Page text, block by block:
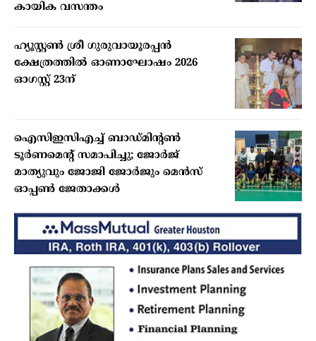
കായിക വസന്തം
ഹ്യൂസ്റ്റണ്‍ ശ്രീ ഗുരുവായൂരപ്പന്‍
ക്ഷേത്രത്തില്‍ ഓണാഘോഷം 2026
ഓഗസ്റ്റ് 23ന്
ഐസിഇസിഎച്ച് ബാഡ്മിന്റണ്‍
ടൂര്‍ണമെന്റ് സമാപിച്ചു; ജോര്‍ജ്
മാത്യുവും ജോജി ജോര്‍ജും മെന്‍സ്
ഓപ്പണ്‍ ജേതാക്കള്‍